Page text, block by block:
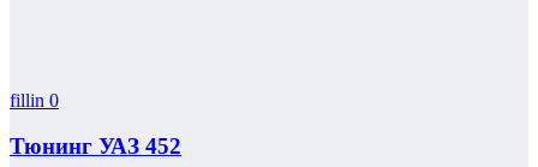
fillin 0
Тюнинг УАЗ 452